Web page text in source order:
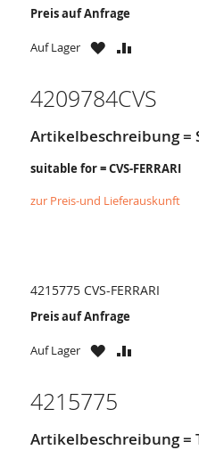
Preis auf Anfrage
Auf Lager
ZU
ZU
4209784CVS
Artikelbeschreibung =
suitable for = CVS-FERRARI
zur Preis-und Lieferauskunft
4215775 CVS-FERRARI
Preis auf Anfrage
Auf Lager
ZU
ZU
4215775
Artikelbeschreibung =